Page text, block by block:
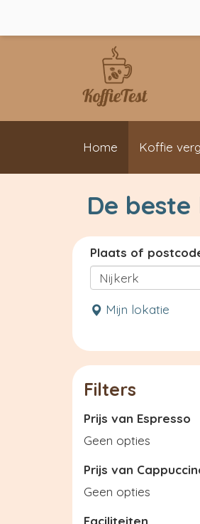
Home Koffie
De
Plaats of
Mijn lokatie
Filters
Prijs van Espresso
Geen opties
Prijs van
Geen opties
Faciliteiten